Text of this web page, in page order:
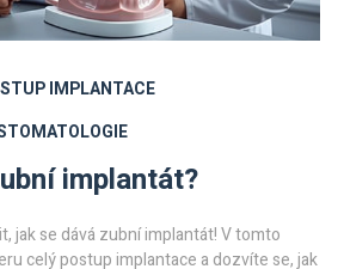
IMPLANTACE
implantát?
jak se dává zubní implantát! V tomto
celý postup implantace a dozvíte se, jak